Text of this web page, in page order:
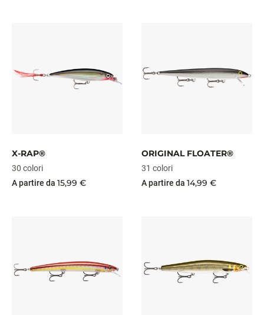
X-RAP®
30 colori
A partire da 15,99 €
ORIGINAL FLOATER®
31 colori
A partire da 14,99 €